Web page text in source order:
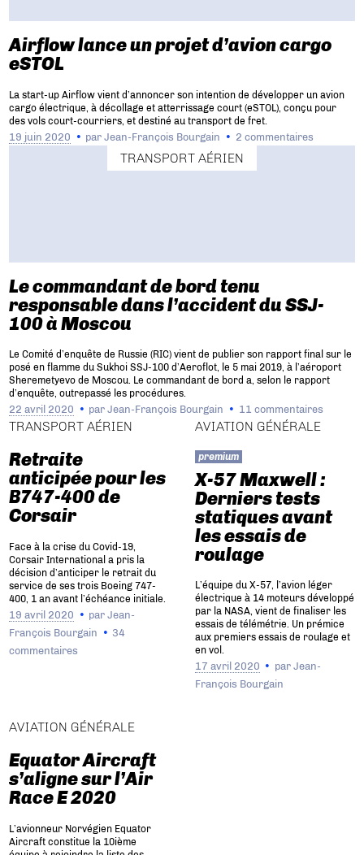
Airflow lance un projet d’avion cargo
eSTOL
La start-up Airflow vient d’annoncer son intention de développer un avion
cargo électrique, à décollage et atterrissage court (eSTOL), conçu pour
des vols court-courriers, et destiné au transport de fret.
19 juin 2020 parJean-François Bourgain 2 commentaires
TRANSPORT AÉRIEN
Le commandant de bord tenu
responsable dans l’accident du SSJ-
100 à Moscou
Le Comité d’enquête de Russie (RIC) vient de publier son rapport final sur le
posé en flamme du Sukhoi SSJ-100 d’Aeroflot, le 5 mai 2019, à l’aéroport
Sheremetyevo de Moscou. Le commandant de bord a, selon le rapport
d’enquête, outrepassé les procédures.
22 avril 2020 parJean-François Bourgain 11 commentaires
TRANSPORT AÉRIEN
Retraite
anticipée pour les
B747-400 de
Corsair
Face à la crise du Covid-19,
Corsair International a pris la
décision d’anticiper le retrait du
service de ses trois Boeing 747-
400, 1 an avant l’échéance initiale.
19 avril 2020 parJean-
François Bourgain
34
commentaires
AVIATION GÉNÉRALE
premium
X-57 Maxwell :
Derniers tests
statiques avant
les essais de
roulage
L’équipe du X-57, l’avion léger
électrique à 14 moteurs développé
par la NASA, vient de finaliser les
essais de télémétrie. Un prémice
aux premiers essais de roulage et
en vol.
17 avril 2020 parJean-
François Bourgain
AVIATION GÉNÉRALE
Equator Aircraft
s’aligne sur l’Air
Race E 2020
L’avionneur Norvégien Equator
Aircraft constitue la 10ième